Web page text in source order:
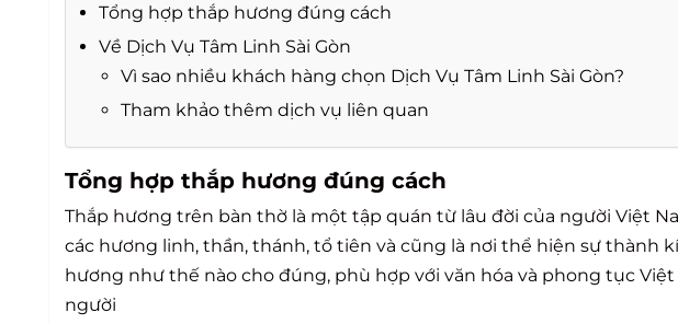
Tổng hợp thắp hương đúng cách
Về Dịch Vụ Tâm Linh Sài Gòn
Vì sao nhiều khách hàng chọn Dịch Vụ Tâm Linh Sài Gòn?
Tham khảo thêm dịch vụ liên quan
Tổng hợp thắp hương đúng cách
Thắp hương trên bàn thờ là một tập quán từ lâu đời của người Việt
các hương linh, thần, thánh, tổ tiên và cũng là nơi thể hiện sự thành
hương như thế nào cho đúng, phù hợp với văn hóa và phong tục
người